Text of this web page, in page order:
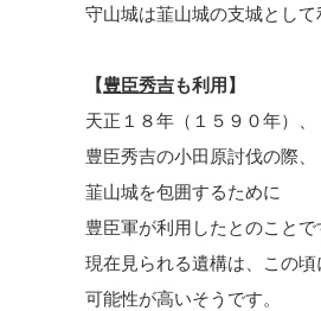
守山城は韮山城の支城として
【豊臣秀吉も利用】
天正１８年（１５９０年）、
豊臣秀吉の小田原討伐の際、
韮山城を包囲するために
豊臣軍が利用したとのことで
現在見られる遺構は、この
可能性が高いそうです。